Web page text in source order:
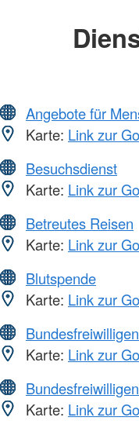
Angebote für
Karte: Link zur
Besuchsdienst
Karte: Link zur
Betreutes Reisen
Karte: Link zur
Blutspende
Karte: Link zur
Karte: Link zur
Karte: Link zur